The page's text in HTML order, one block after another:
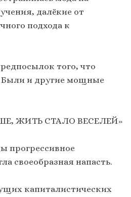
далёкие от
подхода к
того, что
и другие мощные
ЖИТЬ СТАЛО ВЕСЕЛЕЙ»
прогрессивное
своеобразная напасть.
капиталистических